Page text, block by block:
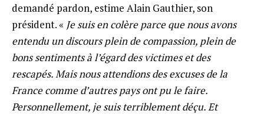
demandé pardon, estime Alain Gauthier, son
président. « Je suis en colère parce que nous avons
entendu un discours plein de compassion, plein de
bons sentiments à l’égard des victimes et des
rescapés. Mais nous attendions des excuses de la
France comme d’autres pays ont pu le faire.
Personnellement, je suis terriblement déçu. Et